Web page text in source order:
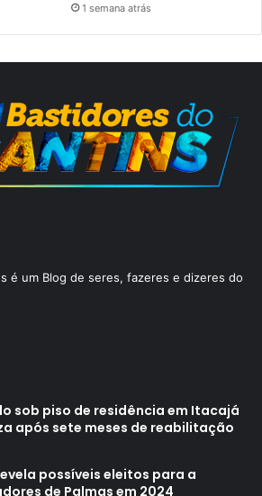
1 semana atrás
é um Blog de seres, fazeres e dizeres do
sob piso de residência em Itacajá
após sete meses de reabilitação
possíveis eleitos para a
de Palmas em 2024